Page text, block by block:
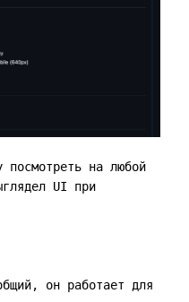
посмотреть на любой
UI при
он работает для